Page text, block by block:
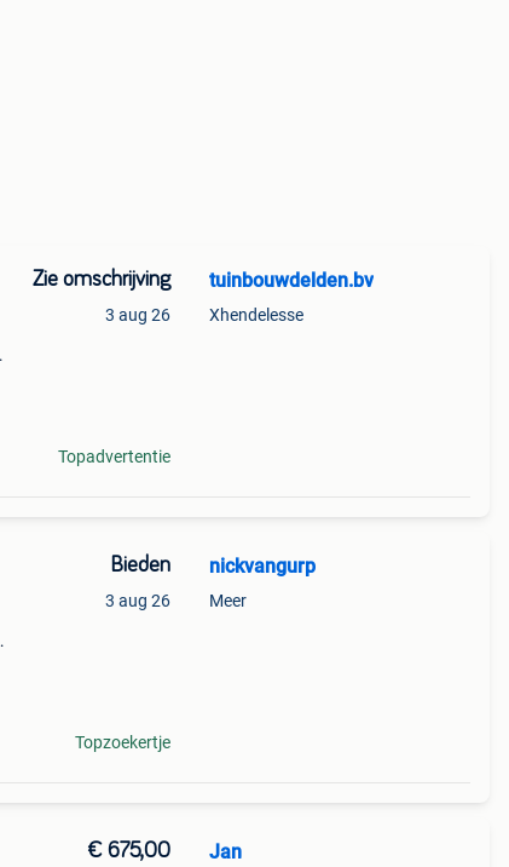
Zie omschrijving
3 aug 26
Topadvertentie
tuinbouwdelden.bv
Xhendelesse
Bieden
3 aug 26
Topzoekertje
nickvangurp
Meer
€ 675,00 Jan